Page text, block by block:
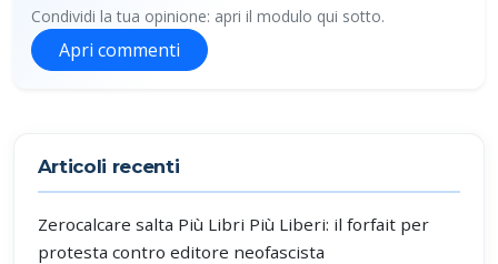
Condividi la tua opinione: apri il modulo qui sotto.
Apri commenti
Articoli recenti
Zerocalcare salta Più Libri Più Liberi: il forfait per
protesta contro editore neofascista